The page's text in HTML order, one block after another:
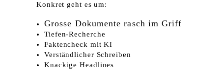
Konkret geht es um:
Grosse Dokumente rasch im Griff
Tiefen-Recherche
Faktencheck mit KI
Verständlicher Schreiben
Knackige Headlines